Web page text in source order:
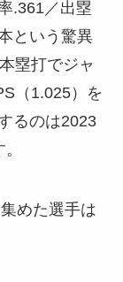
.361／出塁
という驚異
塁打でジャ
（1.025）を
るのは2023
めた選手は